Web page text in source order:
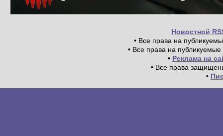
Новостной
• Все права на
• Все права на
• Реклама на
• Все права
•